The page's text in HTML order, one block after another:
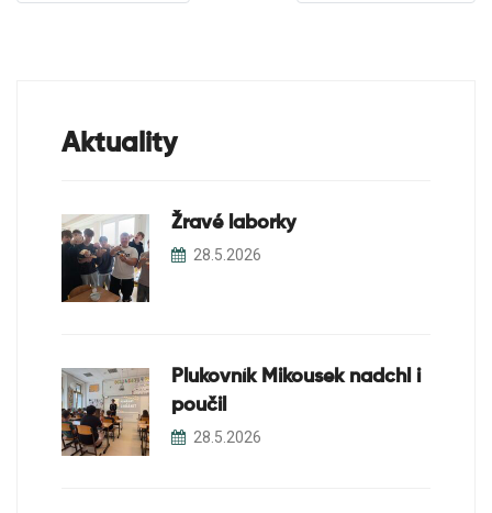
Aktuality
Žravé laborky
28.5.2026
Plukovník Mikousek nadchl i
poučil
28.5.2026